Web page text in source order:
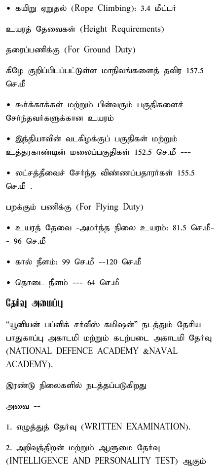
• கயிறு ஏறுதல் (Rope Climbing): 3.4 மீட்டர்
உயரத் தேவைகள் (Height Requirements)
தரைப்பணிக்கு (For Ground Duty)
கீழே குறிப்பிடப்பட்டுள்ள மாநிலங்களைத் தவிர 157.5
செ.மீ –
• கூர்க்காக்கள் மற்றும் பின்வரும் பகுதிகளைச்
சேர்ந்தவர்களுக்கான உயரம்
• இந்தியாவின் வடகிழக்குப் பகுதிகள் மற்றும்
உத்தரகாண்டின் மலைப்பகுதிகள் 152.5 செ.மீ ---
• லட்சத்தீவைச் சேர்ந்த விண்ணப்பதாரர்கள் 155.5
செ.மீ .
பறக்கும் பணிக்கு (For Flying Duty)
• உயரத் தேவை -அமர்ந்த நிலை உயரம்: 81.5 செ.மீ-
- 96 செ.மீ
• கால் நீளம்: 99 செ.மீ --120 செ.மீ
• தொடை நீளம் --- 64 செ.மீ
தேர்வு அமைப்பு
“யூனியன் பப்ளிக் சர்வீஸ் கமிஷன்” நடத்தும் தேசிய
பாதுகாப்பு அகாடமி மற்றும் கடற்படை அகாடமி தேர்வு
(NATIONAL DEFENCE ACADEMY &NAVAL
ACADEMY).
இரண்டு நிலைகளில் நடத்தப்படுகிறது
அவை --
1. எழுத்துத் தேர்வு (WRITTEN EXAMINATION).
2. அறிவுத்திறன் மற்றும் ஆளுமை தேர்வு
(INTELLIGENCE AND PERSONALITY TEST) ஆகும்